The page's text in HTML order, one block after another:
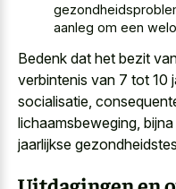
aanleg om een
Bedenk dat het bezit
verbintenis van 7 tot 10
socialisatie,
lichaamsbeweging,
jaarlijkse